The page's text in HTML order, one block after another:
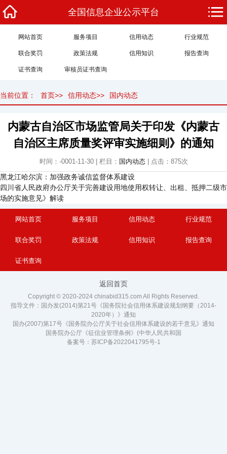
全国信息企业公示平台
网站首页 服务项目 信用动态 行业规范
联合奖罚 政策法规 信用知识 报告查询
证书查询 审核员证书查询
当前位置： 首页>> 信用动态>> 国内动态
内蒙古自治区市场监管局关于印发《内蒙古
自治区主席质量奖评审实施细则》的通知
时间：-0001-11-30 | 栏目： 国内动态| 点击： 875次
黑龙江哈尔滨：加强政务诚信监督体系建设
四川省人民政府办公厅关于完善建设用地使用权转让、出租、抵押二级市
场的实施意见》解读
网站首页 服务项目 信用动态 行业规范
联合奖罚 政策法规 信用知识 报告查询
证书查询
返回首页
Copyright © 2020-2024 chinabid315.com All Rights Reserved.
指导文件：国办发(2014)第21号《国务院社会信用体系建设规划纲要（2014-
2020年）》通知
国办(2007)第17号《国务院办公厅关于社会信用体系建设的若干意见》通知
国务院办公厅《征信业管理条例》(中华人民共和国
备案号： 苏ICP备2022041795号-1